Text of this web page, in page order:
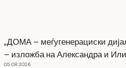
„ДОМА – меѓугенерациски
– изложба на Александра и
05.08.2026